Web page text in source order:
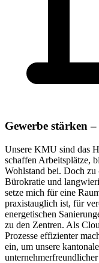
Gewerbe stärken
Unsere KMU sind das
schaffen Arbeitsplätze,
Wohlstand bei. Doch zu
Bürokratie und
setze mich für eine
praxistauglich ist, für
energetischen
zu den Zentren. Als
Prozesse effizienter
ein, um unsere